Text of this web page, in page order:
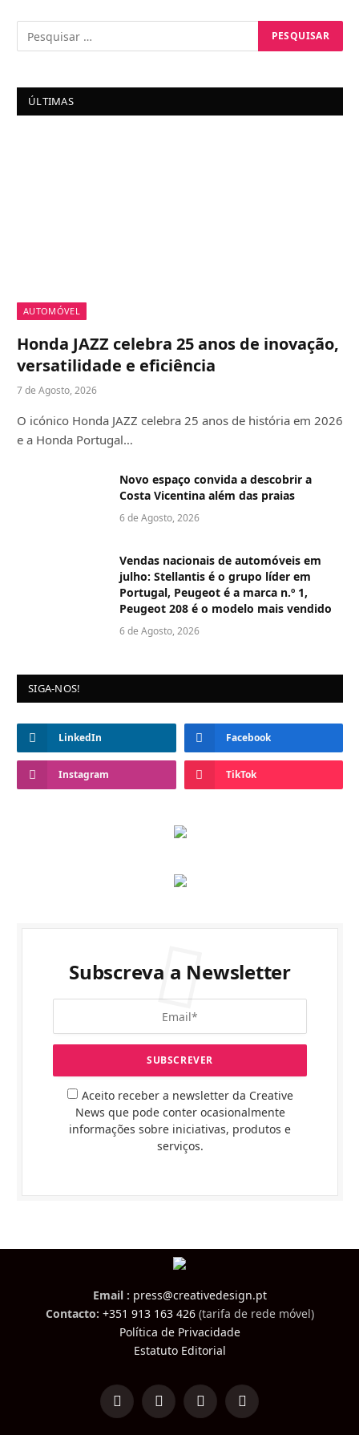
ÚLTIMAS
AUTOMÓVEL
Honda JAZZ celebra 25 anos de inovação,
versatilidade e eficiência
7 de Agosto, 2026
O icónico Honda JAZZ celebra 25 anos de história em 2026
e a Honda Portugal…
Novo espaço convida a descobrir a
Costa Vicentina além das praias
6 de Agosto, 2026
Vendas nacionais de automóveis em
julho: Stellantis é o grupo líder em
Portugal, Peugeot é a marca n.º 1,
Peugeot 208 é o modelo mais vendido
6 de Agosto, 2026
SIGA-NOS!
LinkedIn Facebook
Instagram TikTok
Subscreva a Newsletter
Aceito receber a newsletter da Creative
News que pode conter ocasionalmente
informações sobre iniciativas, produtos e
serviços.
Email : press@creativedesign.pt
Contacto: +351 913 163 426(tarifa de rede móvel)
Política de Privacidade
Estatuto Editorial
LinkedInFacebookInstagramTikTok